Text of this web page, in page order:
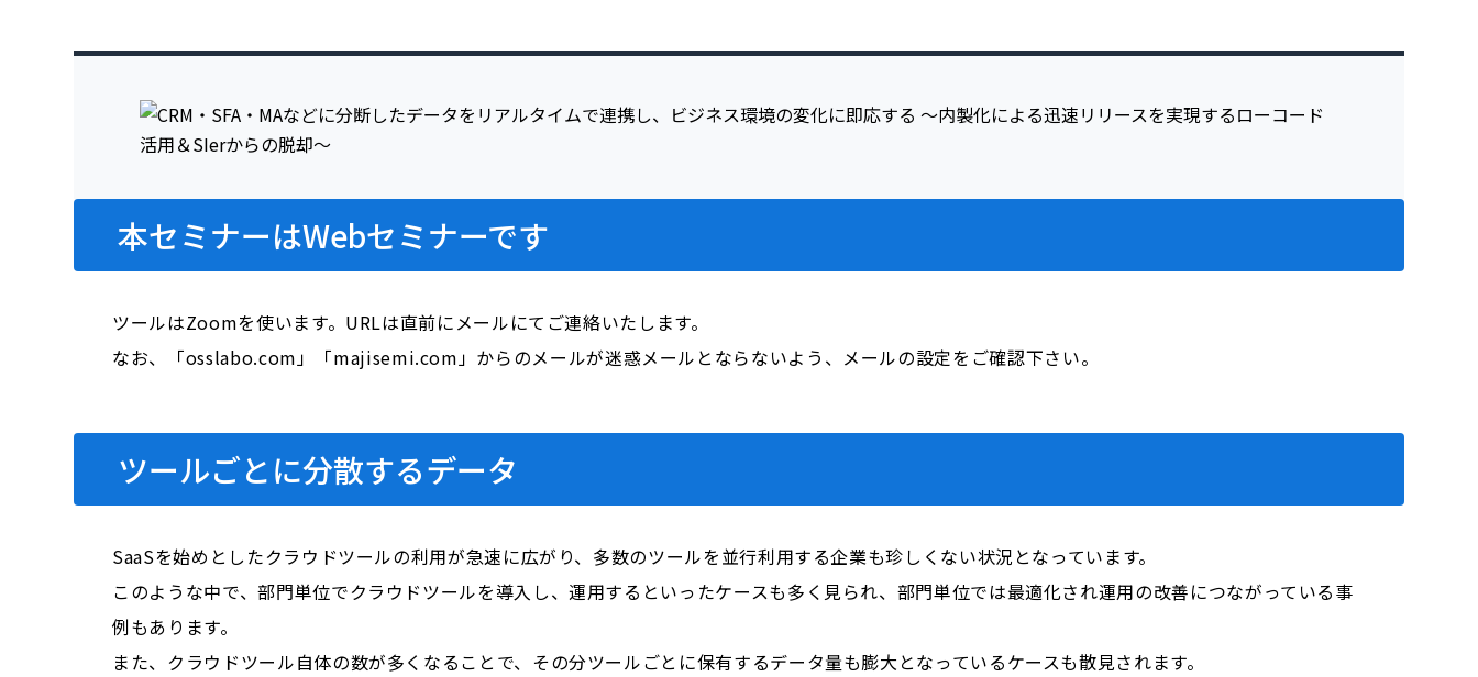
本セミナーはWebセミナーです
ツールはZoomを使います。URLは直前にメールにてご連絡いたします。
なお、「osslabo.com」「majisemi.com」からのメールが迷惑メールとならないよう、メールの設定をご確認下さい。
ツールごとに分散するデータ
SaaSを始めとしたクラウドツールの利用が急速に広がり、多数のツールを並行利用する企業も珍しくない状況となっています。
このような中で、部門単位でクラウドツールを導入し、運用するといったケースも多く見られ、部門単位では最適化され運用の改善につながっている事
例もあります。
また、クラウドツール自体の数が多くなることで、その分ツールごとに保有するデータ量も膨大となっているケースも散見されます。